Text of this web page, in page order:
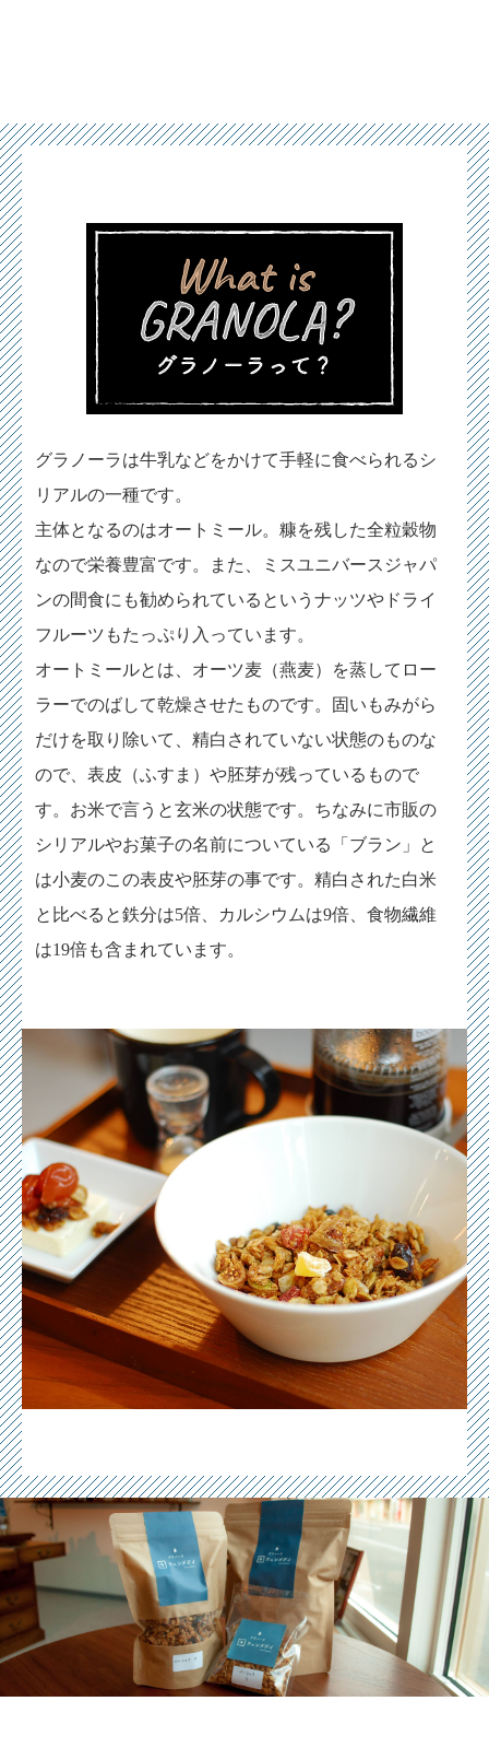
グラノーラは牛乳などをかけて手軽に食べられるシ
リアルの一種です。
主体となるのはオートミール。糠を残した全粒穀物
なので栄養豊富です。また、ミスユニバースジャパ
ンの間食にも勧められているというナッツやドライ
フルーツもたっぷり入っています。
オートミールとは、オーツ麦（燕麦）を蒸してロー
ラーでのばして乾燥させたものです。固いもみがら
だけを取り除いて、精白されていない状態のものな
ので、表皮（ふすま）や胚芽が残っているもので
す。お米で言うと玄米の状態です。ちなみに市販の
シリアルやお菓子の名前についている「ブラン」と
は小麦のこの表皮や胚芽の事です。精白された白米
と比べると鉄分は5倍、カルシウムは9倍、食物繊維
は19倍も含まれています。